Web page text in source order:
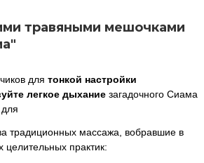
травяными мешочками
для тонкой настройки
легкое дыхание загадочного Сиама
традиционных массажа, вобравшие в
целительных практик: